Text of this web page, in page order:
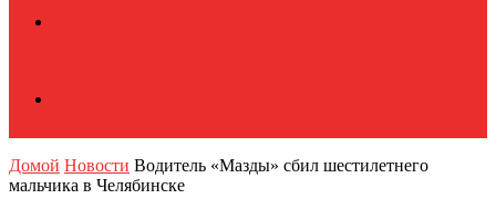
Домой Новости Водитель «Мазды» сбил шестилетнего
мальчика в Челябинске